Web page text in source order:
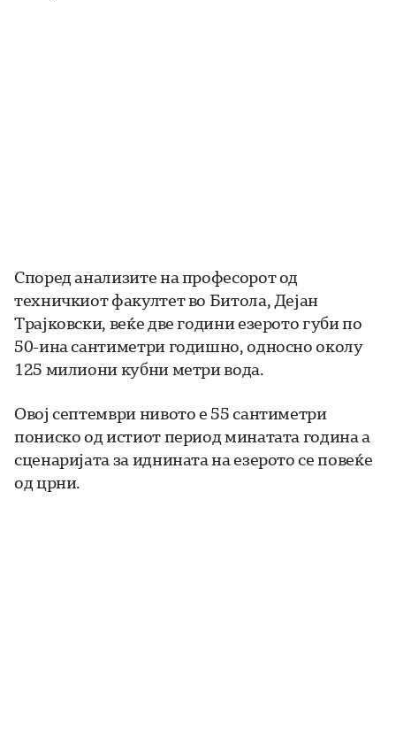
Според анализите на професорот од
техничкиот факултет во Битола, Дејан
Трајковски, веќе две години езерото губи по
50-ина сантиметри годишно, односно околу
125 милиони кубни метри вода.
Овој септември нивото е 55 сантиметри
пониско од истиот период минатата година а
сценаријата за иднината на езерото се повеќе
од црни.